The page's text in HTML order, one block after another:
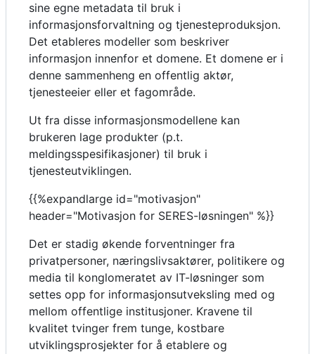
sine egne metadata til bruk i
informasjonsforvaltning og tjenesteproduksjon.
Det etableres modeller som beskriver
informasjon innenfor et domene. Et domene er i
denne sammenheng en offentlig aktør,
tjenesteeier eller et fagområde.
Ut fra disse informasjonsmodellene kan
brukeren lage produkter (p.t.
meldingsspesifikasjoner) til bruk i
tjenesteutviklingen.
{{%expandlarge id="motivasjon"
header="Motivasjon for SERES-løsningen" %}}
Det er stadig økende forventninger fra
privatpersoner, næringslivsaktører, politikere og
media til konglomeratet av IT-løsninger som
settes opp for informasjonsutveksling med og
mellom offentlige institusjoner. Kravene til
kvalitet tvinger frem tunge, kostbare
utviklingsprosjekter for å etablere og